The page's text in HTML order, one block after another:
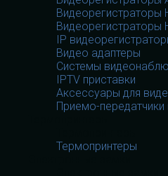
Видеорегистраторы
Видеорегистраторы
IP
Видео адаптеры
Системы
IPTV приставки
Аксессуары для
Приемо-передатчики
Термопринтеры